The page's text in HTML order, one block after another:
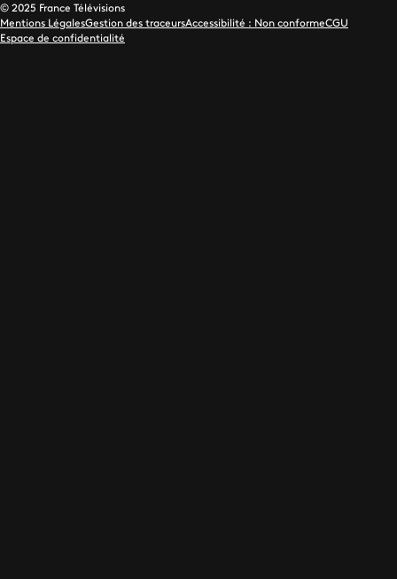
© 2025 France Télévisions
Mentions LégalesGestion des traceursAccessibilité : Non conformeCGU
Espace de confidentialité